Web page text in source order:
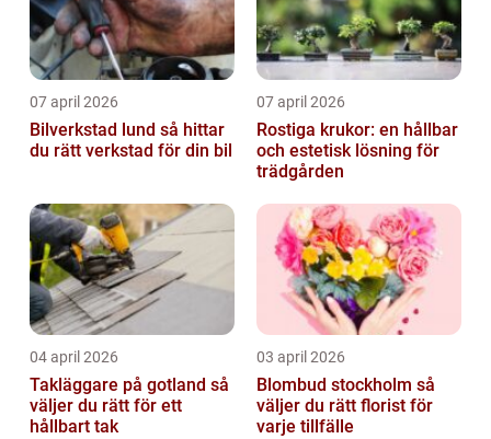
07 april 2026
Bilverkstad lund så hittar
du rätt verkstad för din bil
07 april 2026
Rostiga krukor: en hållbar
och estetisk lösning för
trädgården
04 april 2026
Takläggare på gotland så
väljer du rätt för ett
hållbart tak
03 april 2026
Blombud stockholm så
väljer du rätt florist för
varje tillfälle